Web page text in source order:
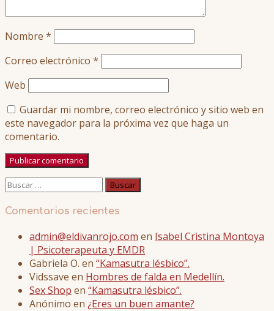
Nombre *
Correo electrónico *
Web
Guardar mi nombre, correo electrónico y sitio web en
este navegador para la próxima vez que haga un
comentario.
Buscar:
Comentarios recientes
admin@eldivanrojo.com en Isabel Cristina Montoya
| Psicoterapeuta y EMDR
Gabriela O. en “Kamasutra lésbico”.
Vidssave en Hombres de falda en Medellín.
Sex Shop en “Kamasutra lésbico”.
Anónimo en ¿Eres un buen amante?